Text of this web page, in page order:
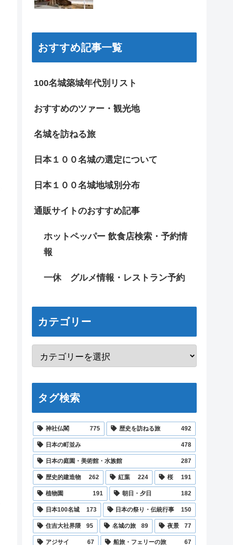
おすすめ記事一覧
100名城築城年代別リスト
おすすめのツァー・観光地
名城を訪ねる旅
日本１００名城の選定について
日本１００名城地域別分布
通販サイトのおすすめ記事
ホットペッパー 飲食店検索・予約情
報
一休 グルメ情報・レストラン予約
カテゴリー
タグ検索
神社仏閣 775 歴史を訪ねる旅 492
日本の町並み 478
日本の庭園・美術館・水族館 287
歴史的建造物 262 紅葉 224 桜 191
植物園 191 朝日・夕日 182
日本100名城 173 日本の祭り・伝統行事 150
住吉大社界隈 95 名城の旅 89 夜景 77
アジサイ 67 船旅・フェリーの旅 67